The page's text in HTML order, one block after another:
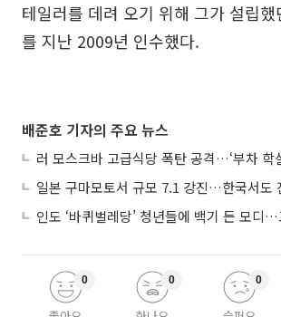
테일러를 데려 오기 위해 그가 설립
를 지난 2009년 인수했다.
배준호 기자의 주요 뉴스
일본 구마모토서 규모 7.1 강진…한국서도
0 0 0